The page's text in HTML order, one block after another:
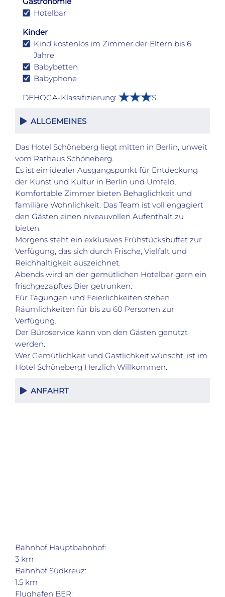
Hotelbar
Kinder
Kind kostenlos im Zimmer der Eltern bis 6
Jahre
Babybetten
Babyphone
DEHOGA-Klassifizierung:
S
ALLGEMEINES
Das Hotel Schöneberg liegt mitten in Berlin, unweit
vom Rathaus Schöneberg.
Es ist ein idealer Ausgangspunkt für Entdeckung
der Kunst und Kultur in Berlin und Umfeld.
Komfortable Zimmer bieten Behaglichkeit und
familiäre Wohnlichkeit. Das Team ist voll engagiert
den Gästen einen niveauvollen Aufenthalt zu
bieten.
Morgens steht ein exklusives Frühstücksbuffet zur
Verfügung, das sich durch Frische, Vielfalt und
Reichhaltigkeit auszeichnet.
Abends wird an der gemütlichen Hotelbar gern ein
frischgezapftes Bier getrunken.
Für Tagungen und Feierlichkeiten stehen
Räumlichkeiten für bis zu 60 Personen zur
Verfügung.
Der Büroservice kann von den Gästen genutzt
werden.
Wer Gemütlichkeit und Gastlichkeit wünscht, ist im
Hotel Schöneberg Herzlich Willkommen.
ANFAHRT
Bahnhof Hauptbahnhof:
3 km
Bahnhof Südkreuz:
1.5 km
Flughafen BER: